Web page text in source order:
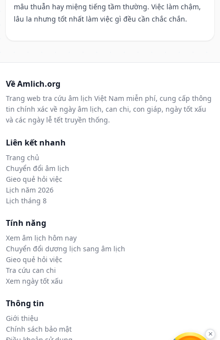
mâu thuẫn hay miệng tiếng tầm thường. Việc làm chậm,
lâu la nhưng tốt nhất làm việc gì đều cần chắc chắn.
Về Amlich.org
Trang web tra cứu âm lịch Việt Nam miễn phí, cung cấp thông
tin chính xác về ngày âm lịch, can chi, con giáp, ngày tốt xấu
và các ngày lễ tết truyền thống.
Liên kết nhanh
Trang chủ
Chuyển đổi âm lịch
Gieo quẻ hỏi việc
Lịch năm 2026
Lịch tháng 8
Tính năng
Xem âm lịch hôm nay
Chuyển đổi dương lịch sang âm lịch
Gieo quẻ hỏi việc
Tra cứu can chi
Xem ngày tốt xấu
Thông tin
Giới thiệu
Chính sách bảo mật
×